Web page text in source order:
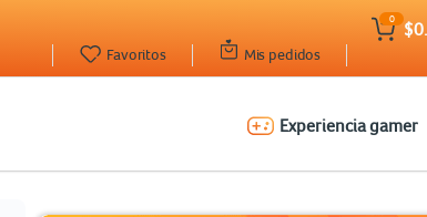
Mis pedidos
Favoritos
0
Experiencia gamer